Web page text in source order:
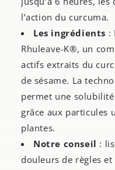
l’action du curcuma.
Les ingrédients :
Rhuleave-K®, un
actifs extraits du
de sésame. La
permet une
grâce aux particules
plantes.
Notre conseil :
douleurs de règles